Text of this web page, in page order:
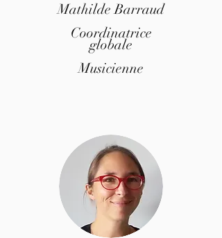
Mathilde Barraud
Coordinatrice
globale
Musicienne